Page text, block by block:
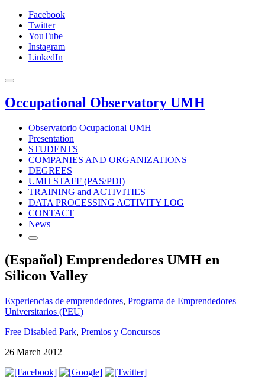
Facebook
Twitter
YouTube
Instagram
LinkedIn
Occupational Observatory UMH
Observatorio Ocupacional UMH
Presentation
STUDENTS
COMPANIES AND ORGANIZATIONS
DEGREES
UMH STAFF (PAS/PDI)
TRAINING and ACTIVITIES
DATA PROCESSING ACTIVITY LOG
CONTACT
News
(Español) Emprendedores UMH en
Silicon Valley
Experiencias de emprendedores, Programa de Emprendedores
Universitarios (PEU)
Free Disabled Park, Premios y Concursos
26 March 2012